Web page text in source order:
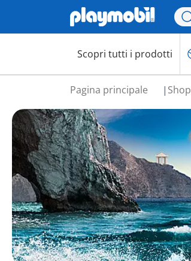
Scopri tutti i prodotti
Pagina principale Shop